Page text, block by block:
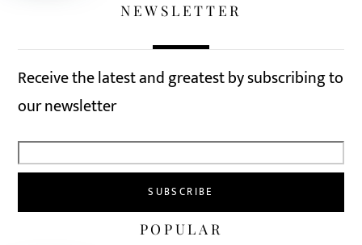
NEWSLETTER
Receive the latest and greatest by subscribing to
our newsletter
POPULAR